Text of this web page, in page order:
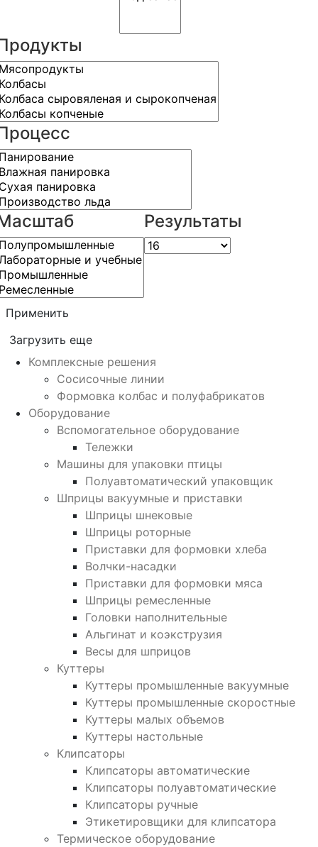
Результаты
Применить
Загрузить еще
Комплексные решения
Сосисочные линии
Формовка колбас и полуфабрикатов
Оборудование
Вспомогательное оборудование
Тележки
Машины для упаковки птицы
Полуавтоматический упаковщик
Шприцы вакуумные и приставки
Шприцы шнековые
Шприцы роторные
Приставки для формовки хлеба
Волчки-насадки
Приставки для формовки мяса
Шприцы ремесленные
Головки наполнительные
Альгинат и коэкструзия
Весы для шприцов
Куттеры
Куттеры промышленные вакуумные
Куттеры промышленные скоростные
Куттеры малых объемов
Куттеры настольные
Клипсаторы
Клипсаторы автоматические
Клипсаторы полуавтоматические
Клипсаторы ручные
Этикетировщики для клипсатора
Термическое оборудование